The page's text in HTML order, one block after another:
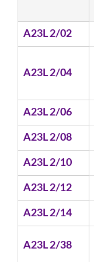
A23L 2/02
A23L 2/04
A23L 2/06
A23L 2/08
A23L 2/10
A23L 2/12
A23L 2/14
A23L 2/38